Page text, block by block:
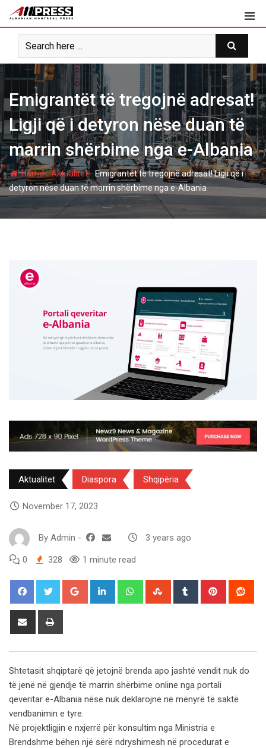
content
Emigrantët të tregojnë adresat!
Ligji që i detyron nëse duan të
marrin shërbime nga e-Albania
Home-Aktualitet- Emigrantët të tregojnë adresat! Ligji që i
detyron nëse duan të marrin shërbime nga e-Albania
Aktualitet Diaspora Shqipëria
November 17, 2023
By Admin - 3 years ago
0 328 1 minute read
Google+ LinkedIn WhatsappStumbleUpon
Tumblr Pinterest
Share
Shtetasit shqiptarë që jetojnë brenda apo jashtë vendit nuk do
të jenë në gjendje të marrin shërbime online nga portali
qeveritar e-Albania nëse nuk deklarojnë në mënyrë të saktë
vendbanimin e tyre.
Në projektligjin e nxjerrë për konsultim nga Ministria e
Brendshme bëhen një sërë ndryshimesh në procedurat e